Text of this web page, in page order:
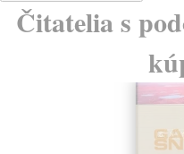
Čitatelia s